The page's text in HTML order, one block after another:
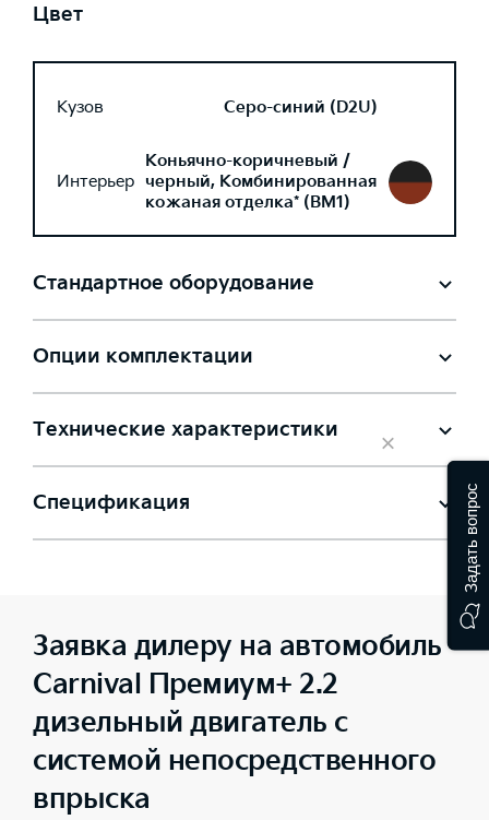
Цвет
Кузов Серо-синий (D2U)
Интерьер
Коньячно-коричневый /
черный, Комбинированная
кожаная отделка* (BM1)
Стандартное оборудование
Опции комплектации
Технические характеристики
Спецификация
Заявка дилеру на автомобиль
Carnival Премиум+ 2.2
дизельный двигатель с
системой непосредственного
впрыска
Задать вопрос
×